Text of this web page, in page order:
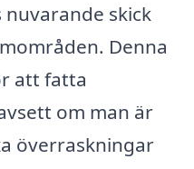
skick
Denna
att fatta
om man är
överraskningar